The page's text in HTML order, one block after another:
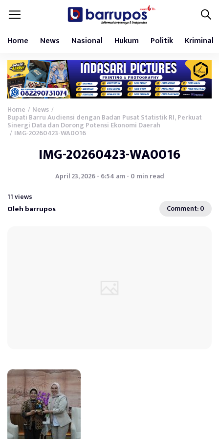
Home News Nasional Hukum Politik Kriminal
Home / News /
Bupati Barru Audiensi dengan Badan Pusat Statistik RI, Perkuat
Sinergi Data dan Dorong Potensi Ekonomi Daerah
/ IMG-20260423-WA0016
IMG-20260423-WA0016
April 23, 2026 - 6:54 am - 0 min read
11 views
Oleh barrupos Comment: 0